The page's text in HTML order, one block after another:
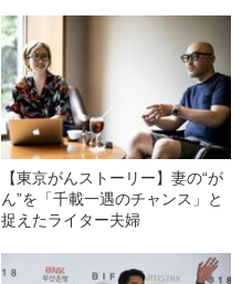
【東京がんストーリー】妻の“が
ん”を「千載一遇のチャンス」と
捉えたライター夫婦